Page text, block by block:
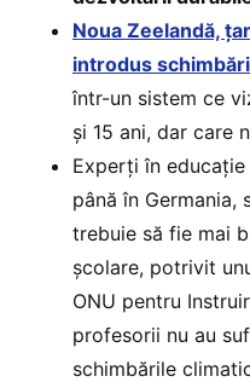
Noua Zeelandă,
introdus
într-un sistem ce
și 15 ani, dar care
Experți în
până în Germania,
trebuie să fie mai
școlare, potrivit
ONU pentru
profesorii nu au
schimbările